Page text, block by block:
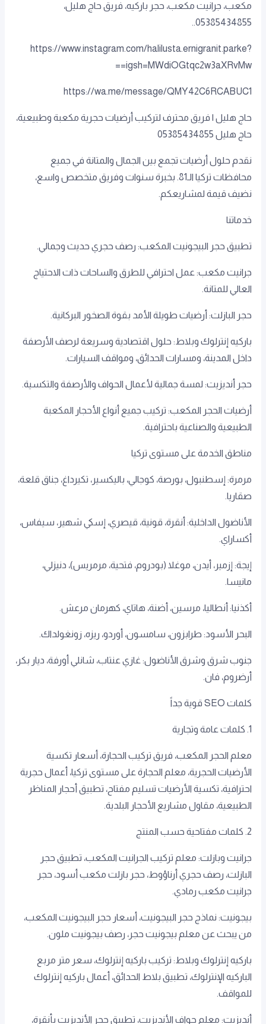
مكعب، جرانيت مكعب، حجر باركيه، فريق حاج هليل،
05385434855..
https://www.instagram.com/halilusta.ernigranit.parke?
igsh=MWdiOGtqc2w3aXRvMw==
https://wa.me/message/QMY42C6RCABUC1
حاج هليل | فريق محترف لتركيب أرضيات حجرية مكعبة وطبيعية،
حاج هليل 05385434855
نقدم حلول أرضيات تجمع بين الجمال والمتانة في جميع
محافظات تركيا الـ81. بخبرة سنوات وفريق متخصص واسع،
نضيف قيمة لمشاريعكم.
خدماتنا
تطبيق حجر البيجونيت المكعب: رصف حجري حديث وجمالي.
جرانيت مكعب: عمل احترافي للطرق والساحات ذات الاحتياج
العالي للمتانة.
حجر البازلت: أرضيات طويلة الأمد بقوة الصخور البركانية.
باركيه إنترلوك وبلاط: حلول اقتصادية وسريعة لرصف الأرصفة
داخل المدينة، ومسارات الحدائق، ومواقف السيارات.
حجر أنديزيت: لمسة جمالية لأعمال الحواف والأرصفة والتكسية.
أرضيات الحجر المكعب: تركيب جميع أنواع الأحجار المكعبة
الطبيعية والصناعية باحترافية.
مناطق الخدمة على مستوى تركيا
مرمرة: إسطنبول، بورصة، كوجالي، باليكسير، تكيرداغ، جناق قلعة،
صقاريا.
الأناضول الداخلية: أنقرة، قونية، قيصري، إسكي شهير، سيفاس،
أكساراي.
إيجة: إزمير، أيدن، موغلا (بودروم، فتحية، مرمريس)، دنيزلي،
مانيسا.
أكذنيا: أنطاليا، مرسين، أضنة، هاتاي، كهرمان مرعش.
البحر الأسود: طرابزون، سامسون، أوردو، ريزه، زونغولداك.
جنوب شرق وشرق الأناضول: غازي عنتاب، شانلي أورفة، ديار بكر،
أرضروم، فان.
كلمات SEO قوية جداً
1. كلمات عامة وتجارية
معلم الحجر المكعب، فريق تركيب الحجارة، أسعار تكسية
الأرضيات الحجرية، معلم الحجارة على مستوى تركيا، أعمال حجرية
احترافية، تكسية الأرضيات تسليم مفتاح، تطبيق أحجار المناظر
الطبيعية، مقاول مشاريع الأحجار البلدية.
2. كلمات مفتاحية حسب المنتج
جرانيت وبازلت: معلم تركيب الجرانيت المكعب، تطبيق حجر
البازلت، رصف حجري أرناؤوط، حجر بازلت مكعب أسود، حجر
جرانيت مكعب رمادي.
بيجونيت: نماذج حجر البيجونيت، أسعار حجر البيجونيت المكعب،
من يبحث عن معلم بيجونيت حجر، رصف بيجونيت ملون.
باركيه إنترلوك وبلاط: تركيب باركيه إنترلوك، سعر متر مربع
الباركيه الإنترلوك، تطبيق بلاط الحدائق، أعمال باركيه إنترلوك
للمواقف.
أنديزيت: معلم حواف الأنديزيت، تطبيق حجر الأنديزيت بأنقرة،